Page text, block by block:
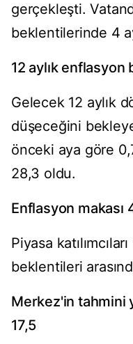
gerçekleşti.
beklentilerinde 4
12 aylık
Gelecek 12 aylık
düşeceğini
önceki aya göre
28,3 oldu.
Enflasyon makası
Piyasa
beklentileri
Merkez'in tahmini
17,5